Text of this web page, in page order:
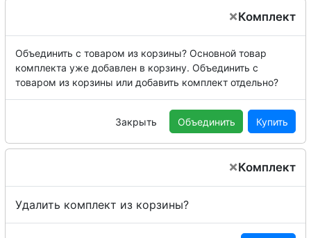
×Комплект
Объединить с товаром из корзины? Основной товар
комплекта уже добавлен в корзину. Объединить с
товаром из корзины или добавить комплект отдельно?
Закрыть Объединить Купить
×Комплект
Удалить комплект из корзины?